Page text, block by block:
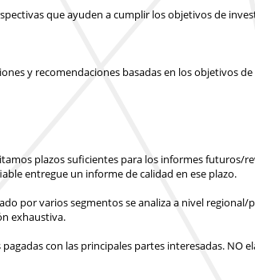
que ayuden a cumplir los objetivos de
y recomendaciones basadas en los objetivos
plazos suficientes para los informes futuros/
entregue un informe de calidad en ese plazo.
por varios segmentos se analiza a nivel
exhaustiva.
con las principales partes interesadas. NO